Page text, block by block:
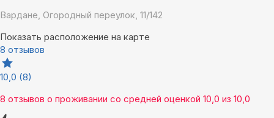
Вардане, Огородный переулок, 11/142
Показать расположение на карте
8 отзывов
10,0 (8)
8 отзывов о проживании со средней оценкой 10,0 из 10,0